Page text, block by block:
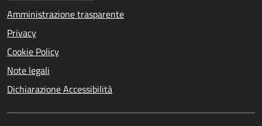
Amministrazione trasparente
Privacy
Cookie Policy
Note legali
Dichiarazione Accessibilità